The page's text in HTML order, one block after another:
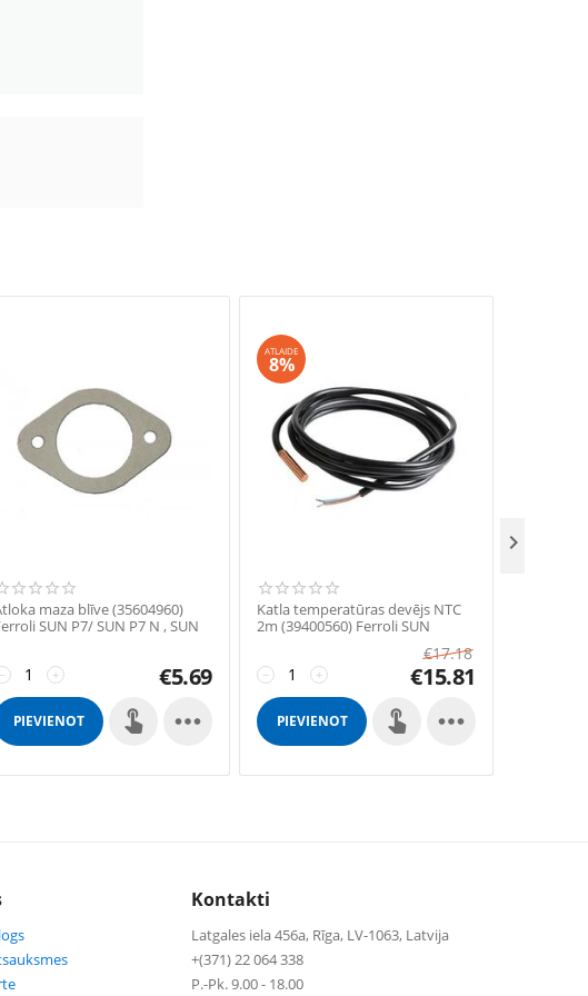
maza blīve (35604960)
SUN P7/ SUN P7 N , SUN
+
− €5.69
PIEVIENOT 
ATLAIDE
8%
Katla temperatūras devējs NTC
2m (39400560) Ferroli SUN
+
−
€17.18
€15.81
PIEVIENOT 

Kontakti
Latgales iela 456a, Rīga, LV-1063, Latvija
+(371) 22 064 338
P.-Pk. 9.00 - 18.00